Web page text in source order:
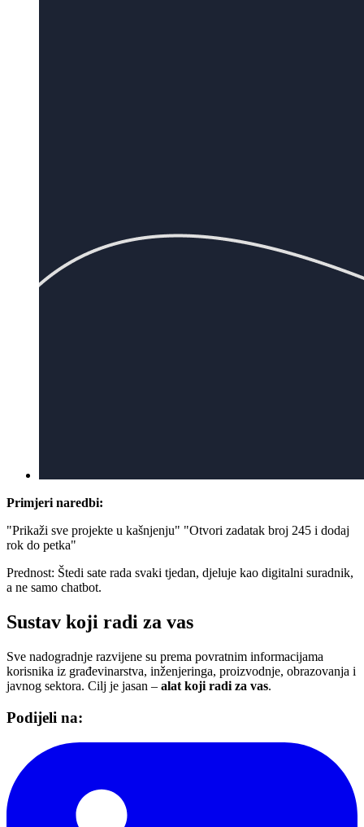
Primjeri naredbi:
"Prikaži sve projekte u kašnjenju" "Otvori zadatak broj 245 i dodaj
rok do petka"
Prednost: Štedi sate rada svaki tjedan, djeluje kao digitalni suradnik,
a ne samo chatbot.
Sustav koji radi za vas
Sve nadogradnje razvijene su prema povratnim informacijama
korisnika iz građevinarstva, inženjeringa, proizvodnje, obrazovanja i
javnog sektora. Cilj je jasan – alat koji radi za vas.
Podijeli na: